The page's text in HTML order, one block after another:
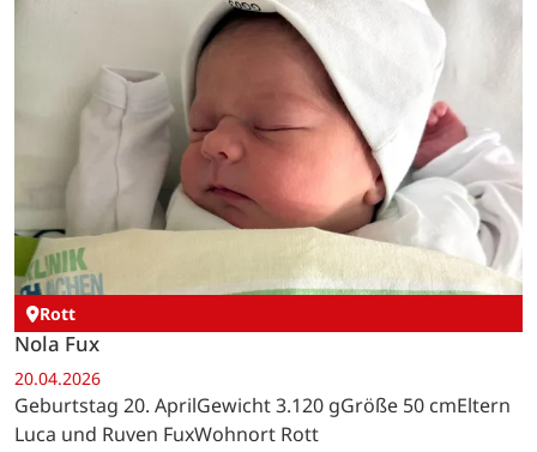
Rott
Nola Fux
20.04.2026
Geburtstag 20. AprilGewicht 3.120 gGröße 50 cmEltern
Luca und Ruven FuxWohnort Rott